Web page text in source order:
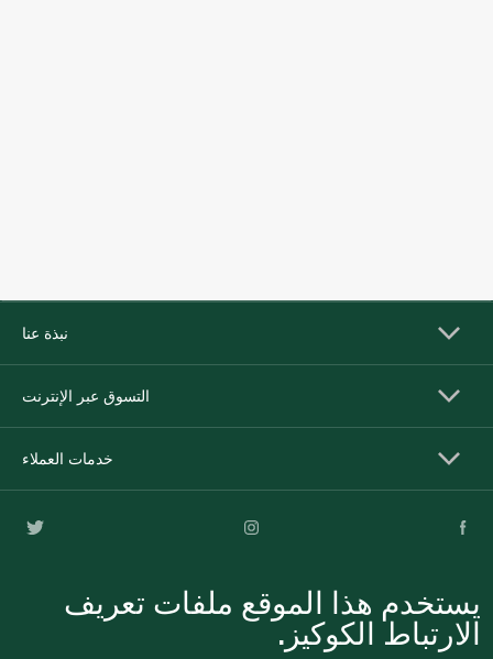
نبذة عنا
التسوق عبر الإنترنت
خدمات العملاء
يستخدم هذا الموقع ملفات تعريف
الارتباط الكوكيز.